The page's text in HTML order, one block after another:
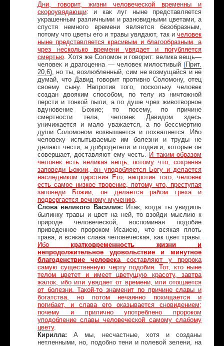
Дни, говорит, жизни человеческой временны и
скороувядающи: и как луг ныне представляется
украшенным различными и разновидными цветами, а
спустя немного времени является безобразным,
потому что цветы его и травы увядают, так ичеловек
ныне представляется красивым и благообразным, а
чрез несколько времени увядает и погубляется
смертью. Хотя же Соломон и говорит: велика вещь—
человек и драгоценна — человек милостивый(Прит.
20,6), но ты, возлюбленный, сим не возмущайся и не
думай, что Давид говорит противно Соломону, отец
своему сыну. Напротив того, поскольку человек
создан двояким способом, по телу из ничтожной
персти и тонкой пыли, а по душе чрез животворное
вдуновение Божие; то посему, по причине
смертности тела, человек Давидом здесь
уничижается и мало уважается, а по бессмертию
души Соломоном возвышается и похваляется. Ибо
человеку испытываемые им болезни и труды не
делают чести, а добродетели и подвиги, которые он
совершает, доставляют ему честь. И таким образом
человек есть великая вещь, потому что, сохраняя
заповеди Божии, он уподобляется Богу и делается
наследником царствия Его; напротив того, человек
есть самое низкое творение, потому что, преступая
заповеди Божии, он делается рабом грехa и
подвергается вечному мучению.
Слова великого Василия: Итак, когда ты увидишь
былинку травы и цвет на ней, то взойди мыслию к
природе человеческой, воспоминая подобие
приведенное пророком Исаиею, что всякая плоть
трава, и всякая слава человеческая, как цвет травы.
Ибократковременность жизни и
непродолжительное удовольствие и минутное
благоденствие человекасоставляют у пророка
самую существенную черту подобия. Тот, кто ныне
телом цветет и имеет цветущую красоту, завтра
жалок, ибо или увядает от времени, или отощается
от болезни. Такой-то знаменит по причине славы и
богатства, но потом нечаянно похищается и
погибает, и слава его оказывается сновидением;
почему и прилично употреблено пророком
уподобление славы человеческой самому слабому
цвету.
Кирилла: А мы, несчастные, хотя и созданы
нетленными, но, подобно тени и полевой зелени, на